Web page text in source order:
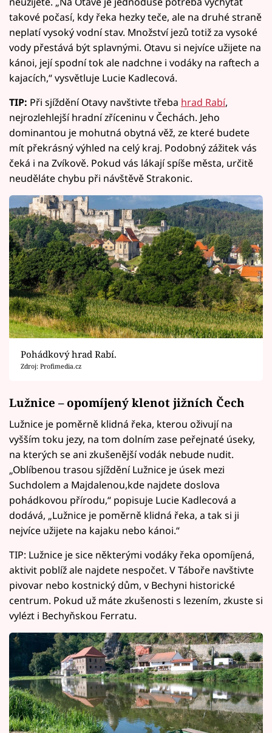
takové počasí, kdy řeka hezky teče, ale na druhé straně
neplatí vysoký vodní stav. Množství jezů totiž za vysoké
vody přestává být splavnými. Otavu si nejvíce užijete na
kánoi, její spodní tok ale nadchne i vodáky na raftech a
kajacích,“ vysvětluje Lucie Kadlecová.
TIP: Při sjíždění Otavy navštivte třeba hrad Rabí,
nejrozlehlejší hradní zříceninu v Čechách. Jeho
dominantou je mohutná obytná věž, ze které budete
mít překrásný výhled na celý kraj. Podobný zážitek vás
čeká i na Zvíkově. Pokud vás lákají spíše města, určitě
neuděláte chybu při návštěvě Strakonic.
Pohádkový hrad Rabí.
Zdroj: Profimedia.cz
Lužnice – opomíjený klenot jižních Čech
Lužnice je poměrně klidná řeka, kterou oživují na
vyšším toku jezy, na tom dolním zase peřejnaté úseky,
na kterých se ani zkušenější vodák nebude nudit.
„Oblíbenou trasou sjíždění Lužnice je úsek mezi
Suchdolem a Majdalenou,kde najdete doslova
pohádkovou přírodu,“ popisuje Lucie Kadlecová a
dodává, „Lužnice je poměrně klidná řeka, a tak si ji
nejvíce užijete na kajaku nebo kánoi.“
TIP: Lužnice je sice některými vodáky řeka opomíjená,
aktivit poblíž ale najdete nespočet. V Táboře navštivte
pivovar nebo kostnický dům, v Bechyni historické
centrum. Pokud už máte zkušenosti s lezením, zkuste si
vylézt i Bechyňskou Ferratu.